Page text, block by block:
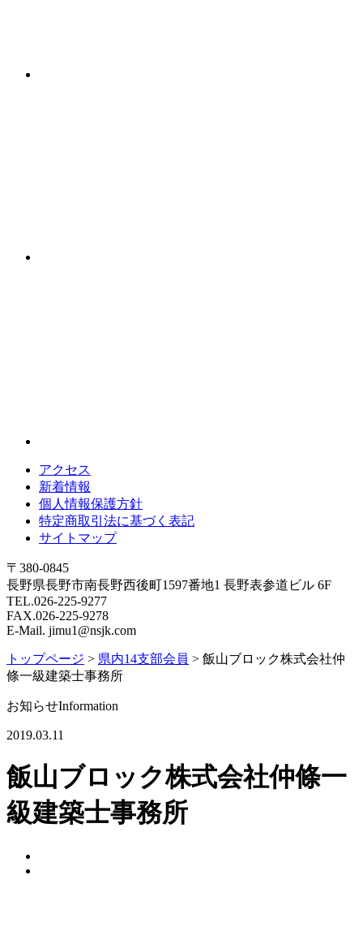
アクセス
新着情報
個人情報保護方針
特定商取引法に基づく表記
サイトマップ
〒380-0845
長野県長野市南長野西後町1597番地1 長野表参道ビル 6F
TEL.026-225-9277
FAX.026-225-9278
E-Mail. jimu1@nsjk.com
トップページ > 県内14支部会員 > 飯山ブロック株式会社仲
條一級建築士事務所
お知らせInformation
2019.03.11
飯山ブロック株式会社仲條一
級建築士事務所